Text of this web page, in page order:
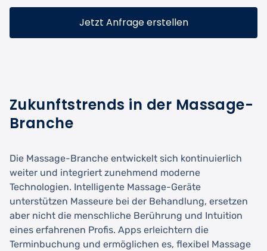
Jetzt Anfrage erstellen
Zukunftstrends in der Massage-
Branche
Die Massage-Branche entwickelt sich kontinuierlich
weiter und integriert zunehmend moderne
Technologien. Intelligente Massage-Geräte
unterstützen Masseure bei der Behandlung, ersetzen
aber nicht die menschliche Berührung und Intuition
eines erfahrenen Profis. Apps erleichtern die
Terminbuchung und ermöglichen es, flexibel Massage